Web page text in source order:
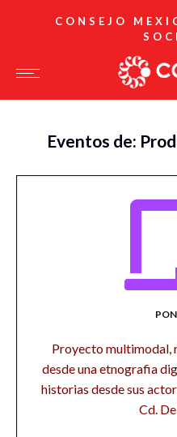
CONSEJO
Eventos de:
Proyecto multimodal,
desde una etnografia
historias desde sus
Cd.